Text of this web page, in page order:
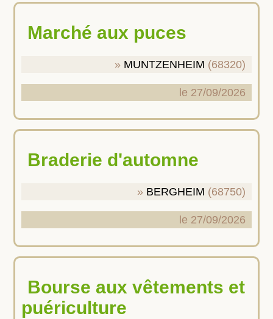
Marché aux puces
MUNTZENHEIM (68320)
le 27/09/2026
Braderie d'automne
BERGHEIM (68750)
le 27/09/2026
Bourse aux vêtements et
puériculture